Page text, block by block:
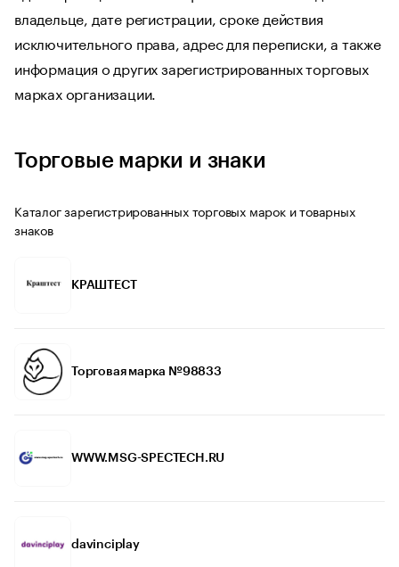
владельце, дате регистрации, сроке действия
исключительного права, адрес для переписки, а также
информация о других зарегистрированных торговых
марках организации.
Торговые марки и знаки
Каталог зарегистрированных торговых марок и товарных
знаков
КРАШТЕСТ
Торговая марка №98833
WWW.MSG-SPECTECH.RU
davinciplay